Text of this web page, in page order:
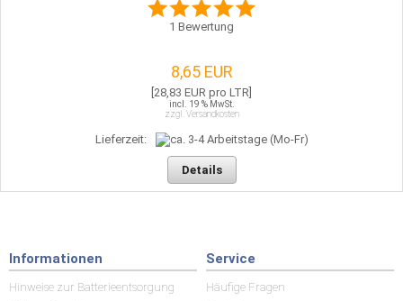
1 Bewertung
8,65 EUR
[28,83 EUR pro LTR]
incl. 19 % MwSt.
zzgl. Versandkosten
Lieferzeit:
Details
Informationen
Hinweise zur Batterieentsorgung
Service
Häufige Fragen